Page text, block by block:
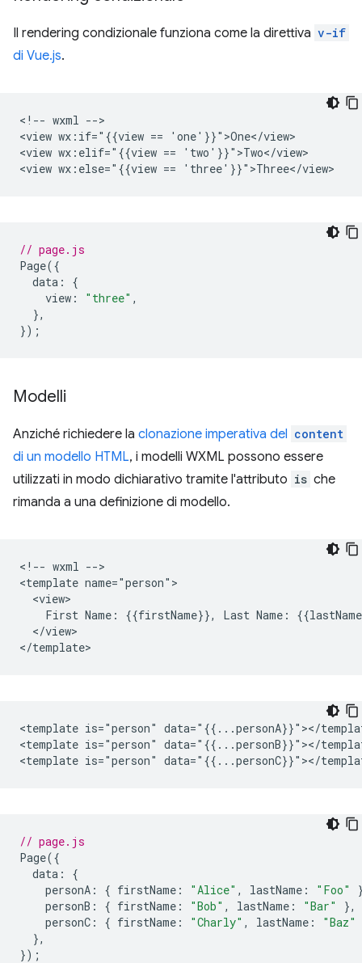
Il rendering condizionale funziona come la direttiva v-if
di Vue.js.
<!-- wxml -->
<view wx:if="{{view == 'one'}}">One</view>
<view wx:elif="{{view == 'two'}}">Two</view>
// page.js
Page({
data :
{
view : "three" ,
},
});
Modelli
Anziché richiedere la clonazione imperativa del content
di un modello HTML, i modelli WXML possono essere
utilizzati in modo dichiarativo tramite l'attributo is che
rimanda a una definizione di modello.
<!-- wxml -->
<template name="person">
  <view>
First Name: {{firstName}}, Last Name:
  </view>
<template is="person" data="{{...personA}}"></
<template is="person" data="{{...personB}}"></
// page.js
Page({
data :
{
personA : { firstName : "Alice" , lastName : "Foo"
personB : { firstName : "Bob" , lastName : "Bar"
},
personC : { firstName : "Charly" , lastName :
"Baz"
},
});